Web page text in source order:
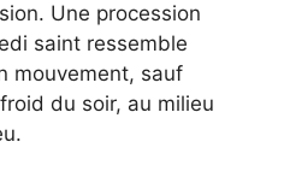
Une procession
saint ressemble
mouvement, sauf
du soir, au milieu